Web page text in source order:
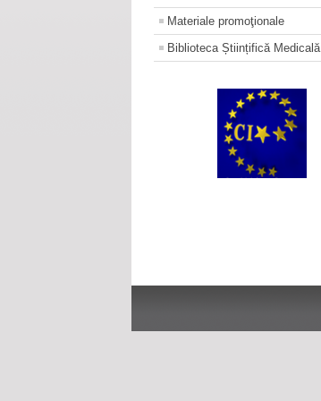
Materiale promoţionale
Biblioteca Științifică Medicală